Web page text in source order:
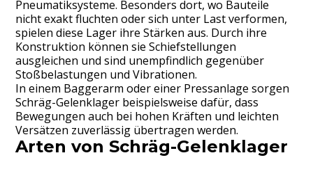
Pneumatiksysteme. Besonders dort, wo Bauteile
nicht exakt fluchten oder sich unter Last verformen,
spielen diese Lager ihre Stärken aus. Durch ihre
Konstruktion können sie Schiefstellungen
ausgleichen und sind unempfindlich gegenüber
Stoßbelastungen und Vibrationen.
In einem Baggerarm oder einer Pressanlage sorgen
Schräg-Gelenklager beispielsweise dafür, dass
Bewegungen auch bei hohen Kräften und leichten
Versätzen zuverlässig übertragen werden.
Arten von Schräg-Gelenklager